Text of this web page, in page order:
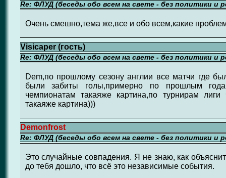
Re: ФЛУД (беседы обо всем на свете - без политики и
Очень смешно,тема же,все и обо всем,какие
Visicaper (гость)
Re: ФЛУД (беседы обо всем на свете - без политики и
Dem,по прошлому сезону англии все матчи где
были забиты голы,примерно по прошлым
чемпионатам такаяже картина,по турнирам
такаяже картина)))
Demonfrost
Re: ФЛУД (беседы обо всем на свете - без политики и
Это случайные совпадения. Я не знаю, как
до тебя дошло, что всё это независимые события.